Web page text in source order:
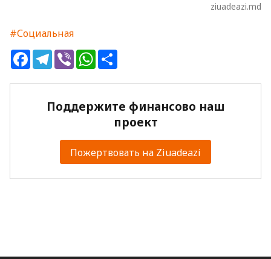
ziuadeazi.md
#Социальная
FacebookTelegram
ViberWhatsApp
Поддержите финансово наш
проект
Пожертвовать на Ziuadeazi